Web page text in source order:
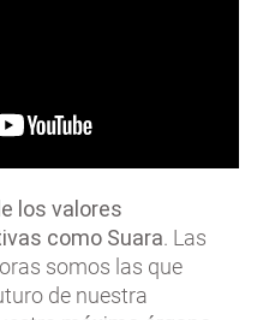
los valores
como Suara. Las
somos las que
de nuestra